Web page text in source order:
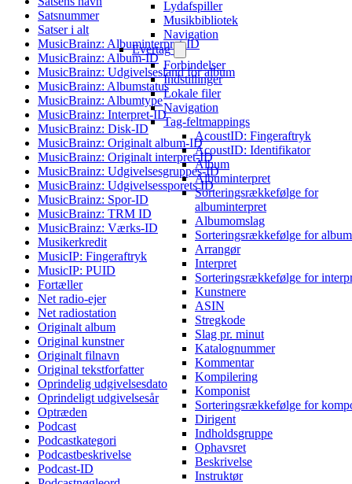
Lydafspiller
Musikbibliotek
Navigation
Evertag
Forbindelser
Indstillinger
Lokale filer
Navigation
Tag-feltmappings
AcoustID: Fingeraftryk
AcoustID: Identifikator
Album
Albuminterpret
Sorteringsrækkefølge for
albuminterpret
Albumomslag
Sorteringsrækkefølge for album
Arrangør
Interpret
Sorteringsrækkefølge for
Kunstnere
ASIN
Stregkode
Slag pr. minut
Katalognummer
Kommentar
Kompilering
Komponist
Sorteringsrækkefølge for
Dirigent
Indholdsgruppe
Ophavsret
Beskrivelse
Instruktør
Satsnummer
Satser i alt
MusicBrainz: Albuminterpret-ID
MusicBrainz: Album-ID
MusicBrainz: Udgivelsesland for album
MusicBrainz: Albumstatus
MusicBrainz: Albumtype
MusicBrainz: Interpret-ID
MusicBrainz: Disk-ID
MusicBrainz: Originalt album-ID
MusicBrainz: Originalt interpret-ID
MusicBrainz: Udgivelsesgruppes-ID
MusicBrainz: Udgivelsessporets ID
MusicBrainz: Spor-ID
MusicBrainz: TRM ID
MusicBrainz: Værks-ID
Musikerkredit
MusicIP: Fingeraftryk
MusicIP: PUID
Fortæller
Net radio-ejer
Net radiostation
Originalt album
Original kunstner
Originalt filnavn
Original tekstforfatter
Oprindelig udgivelsesdato
Oprindeligt udgivelsesår
Optræden
Podcast
Podcastkategori
Podcastbeskrivelse
Podcast-ID